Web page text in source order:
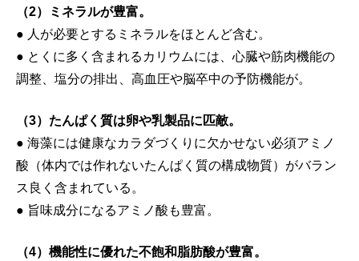
（2）ミネラルが豊富。
● 人が必要とするミネラルをほとんど含む。
● とくに多く含まれるカリウムには、心臓や筋肉機能の
調整、塩分の排出、高血圧や脳卒中の予防機能が。
（3）たんぱく質は卵や乳製品に匹敵。
● 海藻には健康なカラダづくりに欠かせない必須アミノ
酸（体内では作れないたんぱく質の構成物質）がバラン
ス良く含まれている。
● 旨味成分になるアミノ酸も豊富。
（4）機能性に優れた不飽和脂肪酸が豊富。